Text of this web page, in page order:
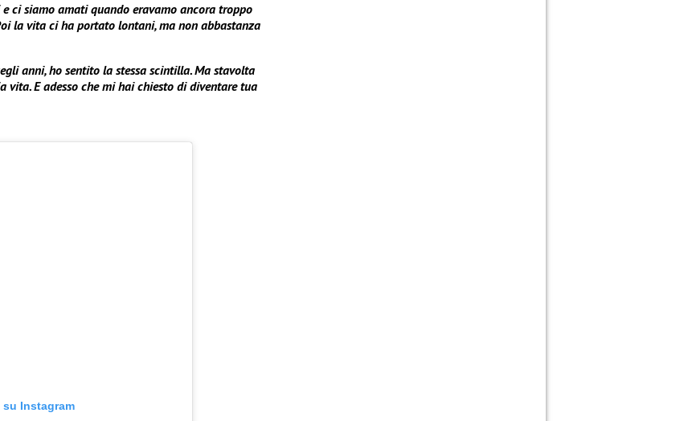
ci siamo amati quando eravamo ancora troppo
la vita ci ha portato lontani, ma non abbastanza
anni, ho sentito la stessa scintilla. Ma stavolta
vita. E adesso che mi hai chiesto di diventare tua
Instagram